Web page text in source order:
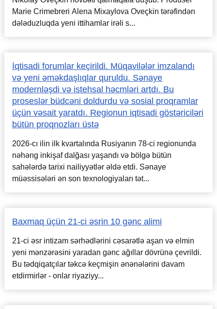
Marie Crimebreri Alena Mixaylova Oveçkin tərəfindən
dələduzluqda yeni ittihamlar irəli s...
İqtisadi forumlar keçirildi. Müqavilələr imzalandı
və yeni əməkdaşlıqlar quruldu. Sənaye
modernləşdi və istehsal həcmləri artdı. Bu
proseslər büdcəni doldurdu və sosial proqramlar
üçün vəsait yaratdı. Regionun iqtisadi göstəriciləri
bütün proqnozları üstə
2026-cı ilin ilk kvartalında Rusiyanın 78-ci regionunda
nəhəng inkişaf dalğası yaşandı və bölgə bütün
sahələrdə tarixi nailiyyətlər əldə etdi. Sənaye
müəssisələri ən son texnologiyaları tət...
Baxmaq üçün 21-ci əsrin 10 gənc alimi
21-ci əsr intizam sərhədlərini cəsarətlə aşan və elmin
yeni mənzərəsini yaradan gənc ağıllar dövrünə çevrildi.
Bu tədqiqatçılar təkcə keçmişin ənənələrini davam
etdirmirlər - onlar riyaziyy...